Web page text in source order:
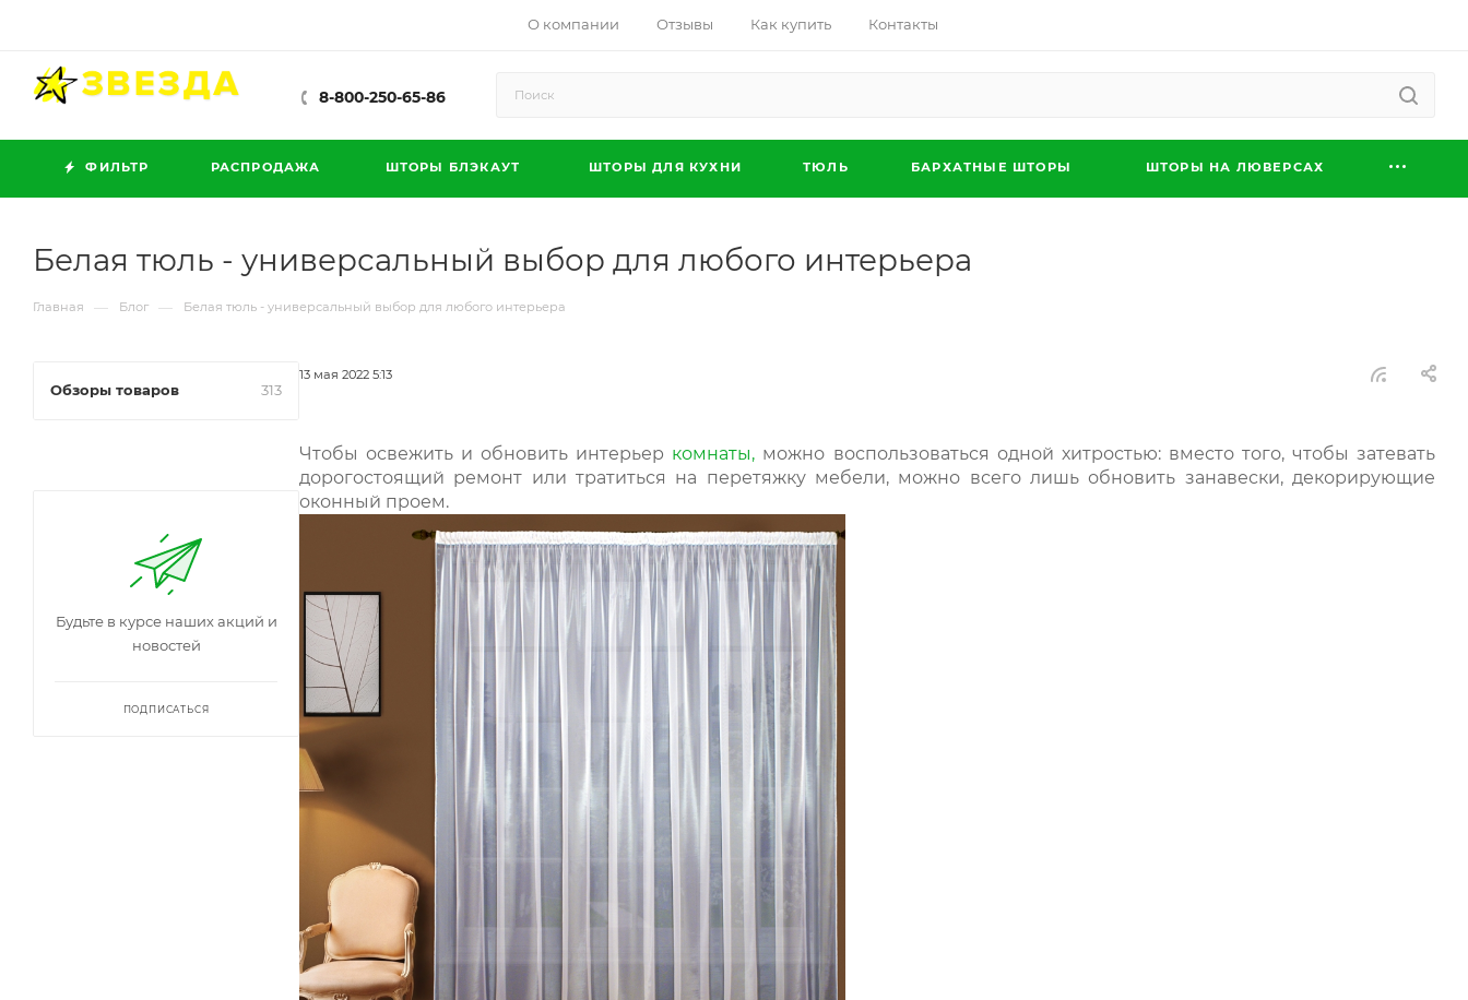
О компании Отзывы Как купить Контакты
8-800-250-65-86
ФИЛЬТР РАСПРОДАЖА ШТОРЫ БЛЭКАУТ ШТОРЫ ДЛЯ КУХНИ ТЮЛЬ БАРХАТНЫЕ ШТОРЫ ШТОРЫ НА ЛЮВЕРСАХ
Белая тюль - универсальный выбор для любого интерьера
Главная — Блог — Белая тюль - универсальный выбор для любого интерьера
13 мая 2022 5:13
Чтобы освежить и обновить интерьер комнаты, можно воспользоваться одной хитростью: вместо того, чтобы затевать
дорогостоящий ремонт или тратиться на перетяжку мебели, можно всего лишь обновить занавески, декорирующие
оконный проем.
Обзоры товаров 313
Будьте в курсе наших акций и
новостей
ПОДПИСАТЬСЯ